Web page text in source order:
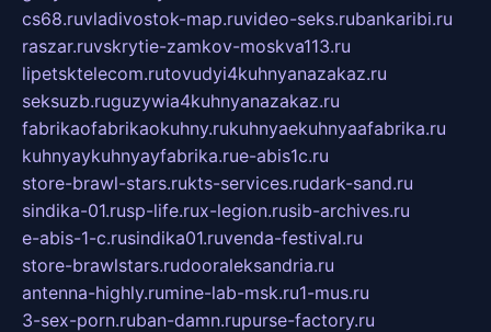
cs68.ruvladivostok-map.ruvideo-seks.rubankaribi.ru
raszar.ruvskrytie-zamkov-moskva113.ru
lipetsktelecom.rutovudyi4kuhnyanazakaz.ru
seksuzb.ruguzywia4kuhnyanazakaz.ru
fabrikaofabrikaokuhny.rukuhnyaekuhnyaafabrika.ru
kuhnyaykuhnyayfabrika.rue-abis1c.ru
store-brawl-stars.rukts-services.rudark-sand.ru
sindika-01.rusp-life.rux-legion.rusib-archives.ru
e-abis-1-c.rusindika01.ruvenda-festival.ru
store-brawlstars.rudooraleksandria.ru
antenna-highly.rumine-lab-msk.ru1-mus.ru
3-sex-porn.ruban-damn.rupurse-factory.ru